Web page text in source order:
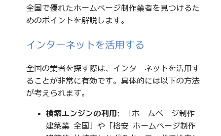
全国で優れたホームページ制作業者を見つけるた
めのポイントを解説します。
インターネットを活用する
全国の業者を探す際は、インターネットを活用す
ることが非常に有効です。具体的には以下の方法
が考えられます。
検索エンジンの利用 : 「ホームページ制作
建築業 全国」や「格安 ホームページ制作